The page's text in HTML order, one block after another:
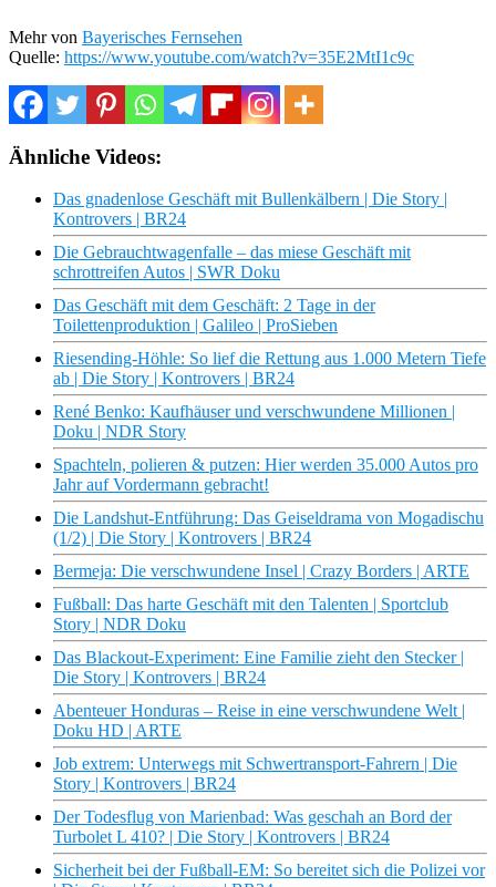
Mehr von Bayerisches Fernsehen
Quelle: https://www.youtube.com/watch?v=35E2MtI1c9c
Ähnliche Videos:
Das gnadenlose Geschäft mit Bullenkälbern | Die Story |
Kontrovers | BR24
Die Gebrauchtwagenfalle – das miese Geschäft mit
schrottreifen Autos | SWR Doku
Das Geschäft mit dem Geschäft: 2 Tage in der
Toilettenproduktion | Galileo | ProSieben
Riesending-Höhle: So lief die Rettung aus 1.000 Metern Tiefe
ab | Die Story | Kontrovers | BR24
René Benko: Kaufhäuser und verschwundene Millionen |
Doku | NDR Story
Spachteln, polieren & putzen: Hier werden 35.000 Autos pro
Jahr auf Vordermann gebracht!
Die Landshut-Entführung: Das Geiseldrama von Mogadischu
(1/2) | Die Story | Kontrovers | BR24
Bermeja: Die verschwundene Insel | Crazy Borders | ARTE
Fußball: Das harte Geschäft mit den Talenten | Sportclub
Story | NDR Doku
Das Blackout-Experiment: Eine Familie zieht den Stecker |
Die Story | Kontrovers | BR24
Abenteuer Honduras – Reise in eine verschwundene Welt |
Doku HD | ARTE
Job extrem: Unterwegs mit Schwertransport-Fahrern | Die
Story | Kontrovers | BR24
Der Todesflug von Marienbad: Was geschah an Bord der
Turbolet L 410? | Die Story | Kontrovers | BR24
Sicherheit bei der Fußball-EM: So bereitet sich die Polizei vor